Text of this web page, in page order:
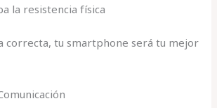
la resistencia física
correcta, tu smartphone será tu mejor